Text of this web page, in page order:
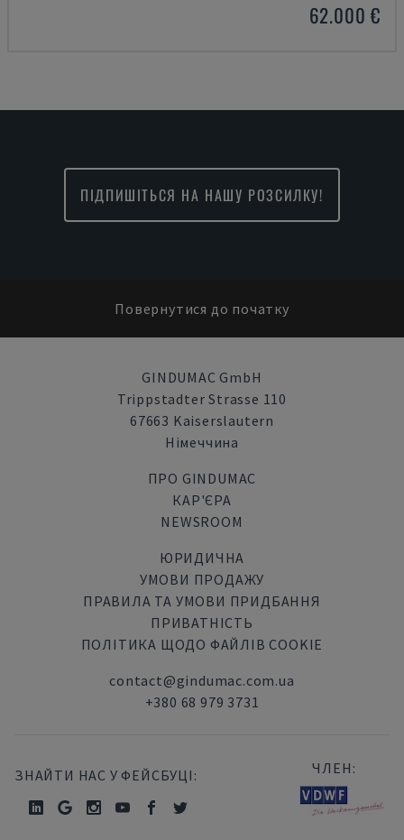
62.000 €
ПІДПИШІТЬСЯ НА НАШУ РОЗСИЛКУ!
Повернутися до початку
GINDUMAC GmbH
Trippstadter Strasse 110
67663 Kaiserslautern
Німеччина
ПРО GINDUMAC
КАР'ЄРА
NEWSROOM
ЮРИДИЧНА
УМОВИ ПРОДАЖУ
ПРАВИЛА ТА УМОВИ ПРИДБАННЯ
ПРИВАТНІСТЬ
ПОЛІТИКА ЩОДО ФАЙЛІВ COOKIE
contact@gindumac.com.ua
+380 68 979 3731
ЗНАЙТИ НАС У ФЕЙСБУЦІ: ЧЛЕН: